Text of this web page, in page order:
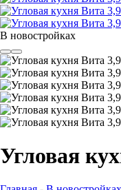
В новостройках
Угловая